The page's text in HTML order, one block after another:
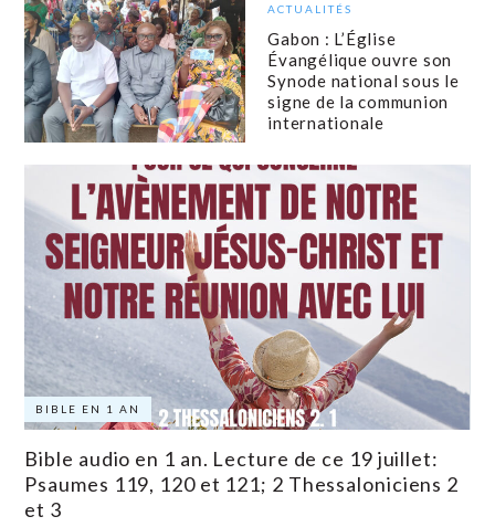
ACTUALITÉS
Gabon : L’Église
Évangélique ouvre son
Synode national sous le
signe de la communion
internationale
BIBLE EN 1 AN
Bible audio en 1 an. Lecture de ce 19 juillet:
Psaumes 119, 120 et 121; 2 Thessaloniciens 2
et 3